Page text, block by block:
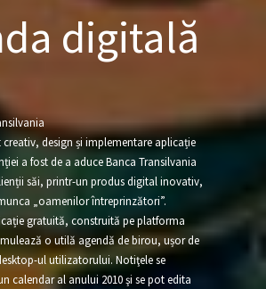
digitală
design și implementare aplicație
a fost de a aduce Banca Transilvania
săi, printr-un produs digital inovativ,
„oamenilor întreprinzători”.
gratuită, construită pe platforma
o utilă agendă de birou, ușor de
ul utilizatorului. Notiţele se
calendar al anului 2010 şi se pot edita